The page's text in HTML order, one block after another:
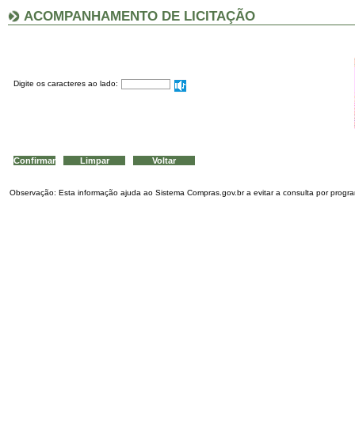
ACOMPANHAMENTO DE LICITAÇÃO
Digite os caracteres ao lado:
Observação: Esta informação ajuda ao Sistema Compras.gov.br a evitar a consulta por